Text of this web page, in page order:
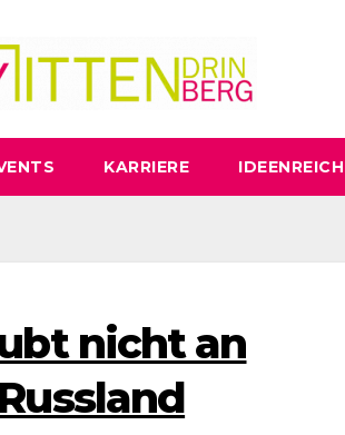
KARRIERE IDEENREICH
nicht an